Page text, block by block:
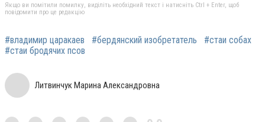
Якщо ви помітили помилку, виділіть необхідний текст і натисніть Ctrl + Enter, щоб
повідомити про це редакцію
#владимир царакаев #бердянский изобретатель
#стаи собах
#стаи бродячих псов
Литвинчук Марина Александровна